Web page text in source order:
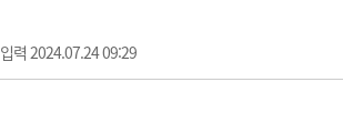
입력 2024.07.24 09:29